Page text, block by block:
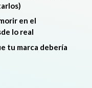
en el
lo real
tu marca debería